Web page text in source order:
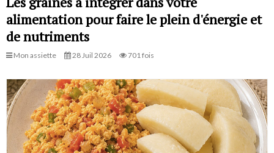
alimentation pour faire le plein d'énergie et
de nutriments
Mon assiette 28 Juil 2026 701 fois